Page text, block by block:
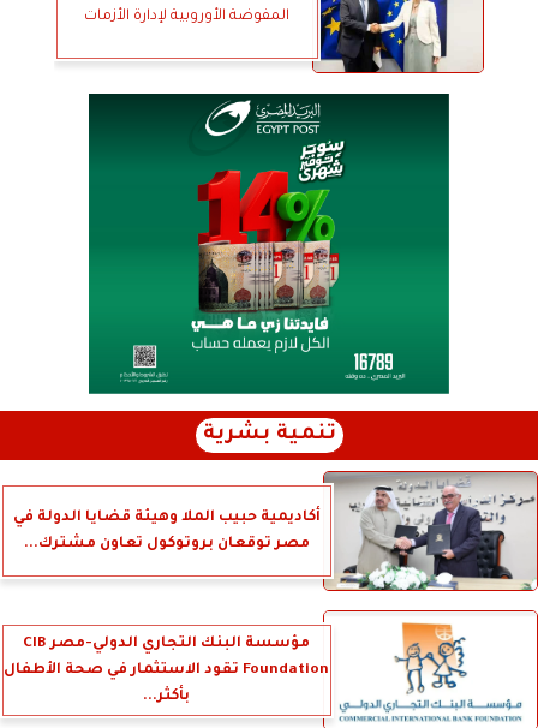
المفوضة الأوروبية لإدارة الأزمات
تنمية بشرية
أكاديمية حبيب الملا وهيئة قضايا الدولة في
مصر توقعان بروتوكول تعاون مشترك...
مؤسسة البنك التجاري الدولي-مصر CIB
Foundation تقود الاستثمار في صحة الأطفال
بأكثر...